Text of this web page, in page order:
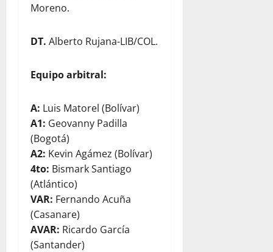
Moreno.
DT. Alberto Rujana-LIB/COL.
Equipo arbitral:
A: Luis Matorel (Bolívar)
A1: Geovanny Padilla
(Bogotá)
A2: Kevin Agámez (Bolívar)
4to: Bismark Santiago
(Atlántico)
VAR: Fernando Acuña
(Casanare)
AVAR: Ricardo García
(Santander)